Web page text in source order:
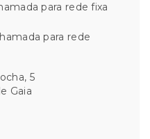
para rede fixa
para rede
5
Gaia